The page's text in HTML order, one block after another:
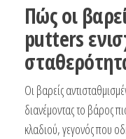
Πώς οι
putters
Οι βαρείς
διανέμοντας το βάρος
κλαδιού, γεγονός που